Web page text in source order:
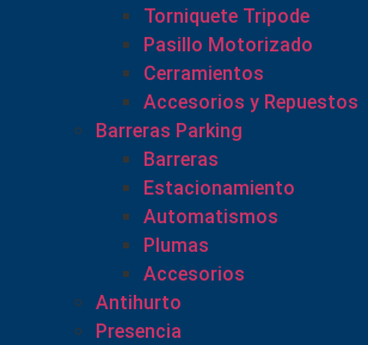
Torniquete Tripode
Pasillo Motorizado
Cerramientos
Accesorios y Repuestos
Barreras Parking
Barreras
Estacionamiento
Automatismos
Plumas
Accesorios
Antihurto
Presencia